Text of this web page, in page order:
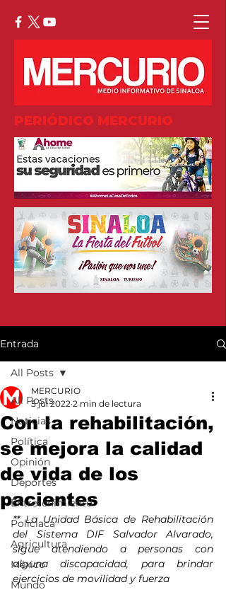
PERIÓDICO MERCURIO
Entrada
All Posts
Noticias
Política
Opinión
Deportes
Entretenimiento
Policiaca
Agricultura
México
Mundo
All Posts
Con la rehabilitación,
se mejora la calidad
de vida de los
pacientes
MERCURIO
5 jul 2022 2 min de lectura
** La Unidad Básica de Rehabilitación
del Sistema DIF Salvador Alvarado,
sigue atendiendo a personas con
alguna discapacidad, para brindar
ejercicios de movilidad y fuerza